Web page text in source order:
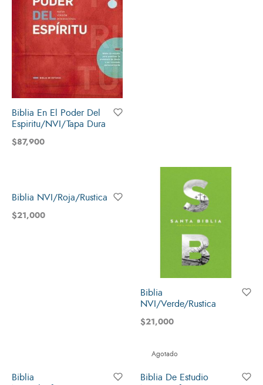
Biblia En El Poder Del
Espiritu/NVI/Tapa Dura
$87,900
Biblia NVI/Roja/Rustica
$21,000
Biblia
NVI/Verde/Rustica
$21,000
Biblia
Agotado
Biblia De Estudio